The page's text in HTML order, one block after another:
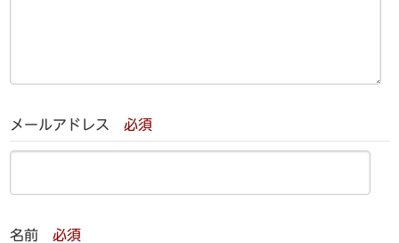
メールアドレス 必須
名前 必須